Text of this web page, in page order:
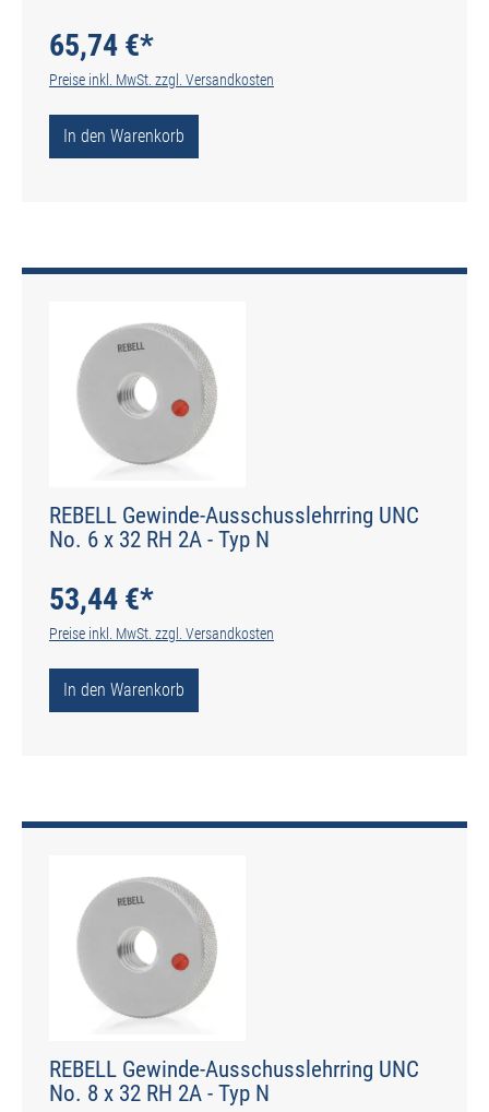
65,74 €*
Preise inkl. MwSt. zzgl. Versandkosten
In den Warenkorb
REBELL Gewinde-Ausschusslehrring UNC
No. 6 x 32 RH 2A - Typ N
53,44 €*
Preise inkl. MwSt. zzgl. Versandkosten
In den Warenkorb
REBELL Gewinde-Ausschusslehrring UNC
No. 8 x 32 RH 2A - Typ N